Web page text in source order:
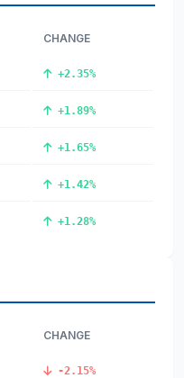
CHANGE
+2.35%
+1.89%
+1.65%
+1.42%
+1.28%
CHANGE
-2.15%